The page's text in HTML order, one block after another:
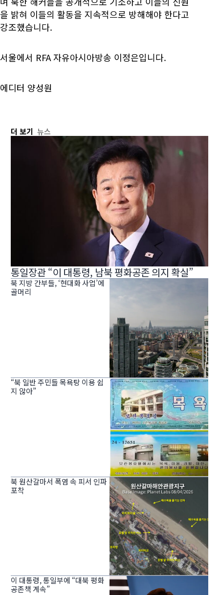
을 밝혀 이들의 활동을 지속적으로 방해해야 한다고
강조했습니다.
서울에서 RFA 자유아시아방송 이정은입니다.
에디터 양성원
더 보기 뉴스
통일장관 “이 대통령, 남북 평화공존 의지 확실”
북 지방 간부들, ‘현대화 사업’에
골머리
“북 일반 주민들 목욕탕 이용 쉽
지 않아”
북 원산갈마서 폭염 속 피서 인파
포착
이 대통령, 통일부에 “대북 평화
공존책 계속”